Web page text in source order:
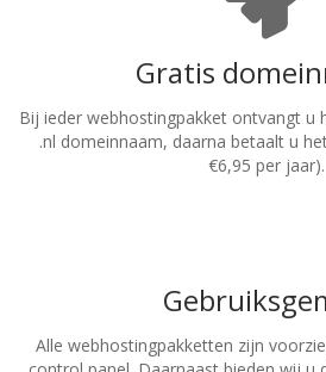
Gratis
Bij ieder webhostingpakket ontvangt u
.nl domeinnaam, daarna betaalt u
€6,95 per jaar).
Alle webhostingpakketten zijn